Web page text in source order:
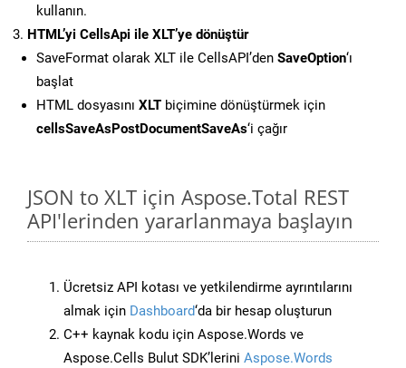
kullanın.
HTML’yi CellsApi ile XLT’ye dönüştür
SaveFormat olarak XLT ile CellsAPI’den SaveOption‘ı
başlat
HTML dosyasını XLT biçimine dönüştürmek için
cellsSaveAsPostDocumentSaveAs‘i çağır
JSON to XLT için Aspose.Total REST
API'lerinden yararlanmaya başlayın
Ücretsiz API kotası ve yetkilendirme ayrıntılarını
almak için Dashboard‘da bir hesap oluşturun
C++ kaynak kodu için Aspose.Words ve
Aspose.Cells Bulut SDK’lerini Aspose.Words